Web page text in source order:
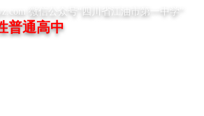
微信公众号“四川省江油市第一中学”
普通高中